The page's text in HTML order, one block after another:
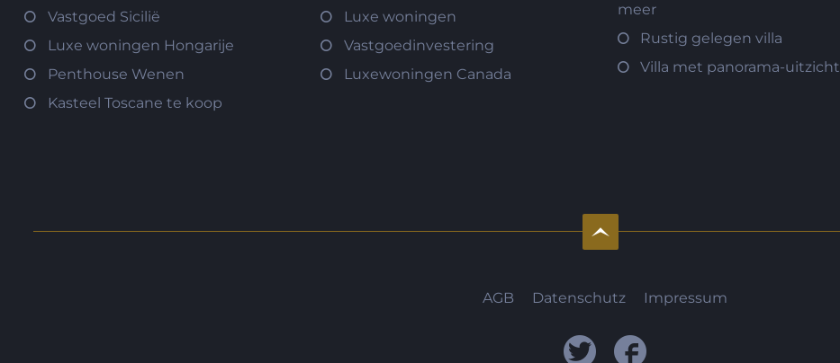
Vastgoed Sicilië
Luxe woningen Hongarije
Penthouse Wenen
Kasteel Toscane te koop
Luxe woningen
Vastgoedinvestering
Luxewoningen Canada
meer
Rustig gelegen villa
Villa met panorama-uitzicht
AGB Datenschutz Impressum